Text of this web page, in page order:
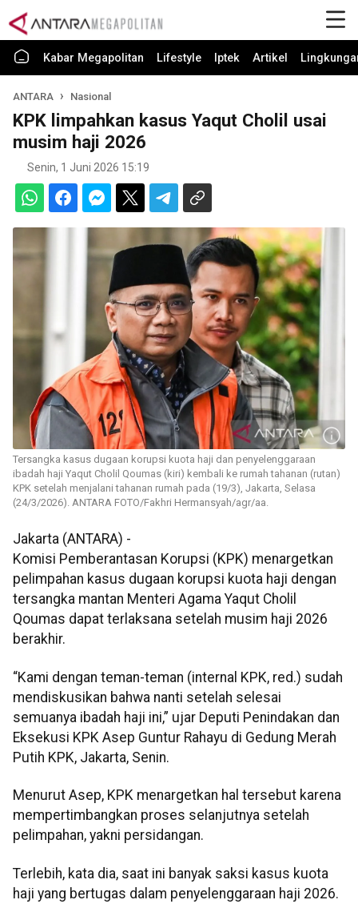
Kabar Megapolitan Lifestyle Iptek Artikel
ANTARA Nasional
KPK limpahkan kasus Yaqut Cholil usai
musim haji 2026
Senin, 1 Juni 2026 15:19
Tersangka kasus dugaan korupsi kuota haji dan penyelenggaraan
ibadah haji Yaqut Cholil Qoumas (kiri) kembali ke rumah tahanan (rutan)
KPK setelah menjalani tahanan rumah pada (19/3), Jakarta, Selasa
(24/3/2026). ANTARA FOTO/Fakhri Hermansyah/agr/aa.
Jakarta (ANTARA) -
Komisi Pemberantasan Korupsi (KPK) menargetkan
pelimpahan kasus dugaan korupsi kuota haji dengan
tersangka mantan Menteri Agama Yaqut Cholil
Qoumas dapat terlaksana setelah musim haji 2026
berakhir.
“Kami dengan teman-teman (internal KPK, red.) sudah
mendiskusikan bahwa nanti setelah selesai
semuanya ibadah haji ini,” ujar Deputi Penindakan dan
Eksekusi KPK Asep Guntur Rahayu di Gedung Merah
Putih KPK, Jakarta, Senin.
Menurut Asep, KPK menargetkan hal tersebut karena
mempertimbangkan proses selanjutnya setelah
pelimpahan, yakni persidangan.
Terlebih, kata dia, saat ini banyak saksi kasus kuota
haji yang bertugas dalam penyelenggaraan haji 2026.